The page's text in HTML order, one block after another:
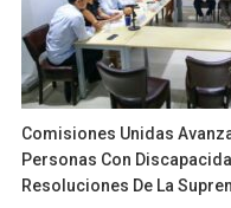
Comisiones Unidas
Personas Con
Resoluciones De La